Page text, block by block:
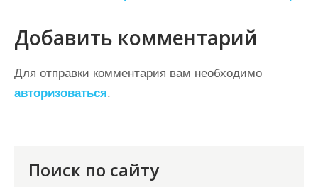
в
и
г
а
Добавить комментарий
Для отправки комментария вам необходимо
авторизоваться.
Поиск по сайту